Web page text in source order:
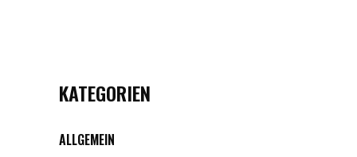
KATEGORIEN
ALLGEMEIN